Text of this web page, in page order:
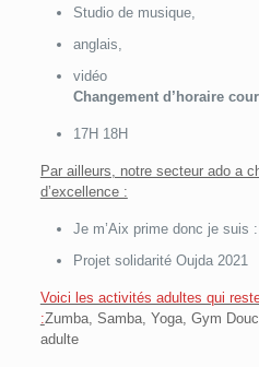
Studio de musique,
anglais,
vidéo
Changement d’horaire
17H 18H
Par ailleurs, notre secteur ado a
d’excellence :
Je m’Aix prime donc je suis
Projet solidarité Oujda 2021
Voici les activités adultes qui
:Zumba, Samba, Yoga, Gym
adulte